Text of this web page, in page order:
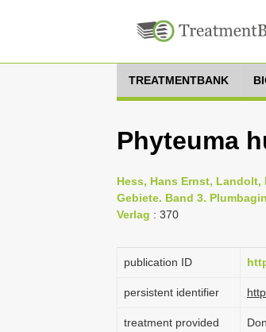
TREATMENTBANK
Phyteuma
Hess, Hans Ernst, Landolt,
Gebiete. Band 3.
Verlag : 370
publication ID
persistent identifier
treatment provided